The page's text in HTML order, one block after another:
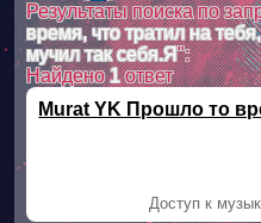
Результаты поиска по
время, что тратил на
мучил так себя.Я":
Найдено1ответ
Murat YK Прошло то
слова не лечат, зачем
Доступ к